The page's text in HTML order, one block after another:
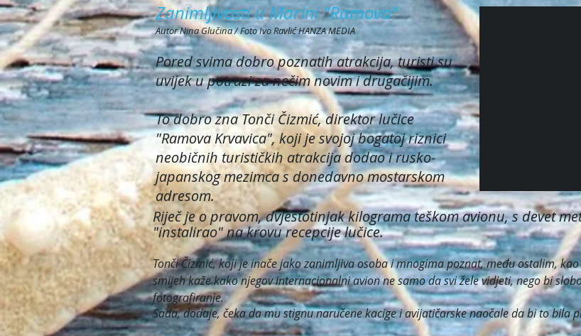
Zanimljivosti u Marini "Ramova"
Autor Nina Glučina / Foto Ivo Ravlić HANZA MEDIA
Pored svima dobro poznatih atrakcija, turisti su
uvijek u potrazi za nečim novim i drugačijim.
To dobro zna Tonči Čizmić, direktor lučice
"Ramova Krvavica", koji je svojoj bogatoj riznici
neobičnih turističkih atrakcija dodao i rusko-
japanskog mezimca s donedavno mostarskom
adresom.
Riječ je o pravom, dvjestotinjak kilograma teškom avionu, s devet
"instalirao" na krovu recepcije lučice.
Tonči Čizmić, koji je inače jako zanimljiva osoba i mnogima poznat, među ostalim,
smijeh kaže kako njegov internacionalni avion ne samo da svi žele vidjeti, nego bi
fotografiranje.
Sada, dodaje, čeka da mu stignu naručene kacige i avijatičarske naočale da bi to bila